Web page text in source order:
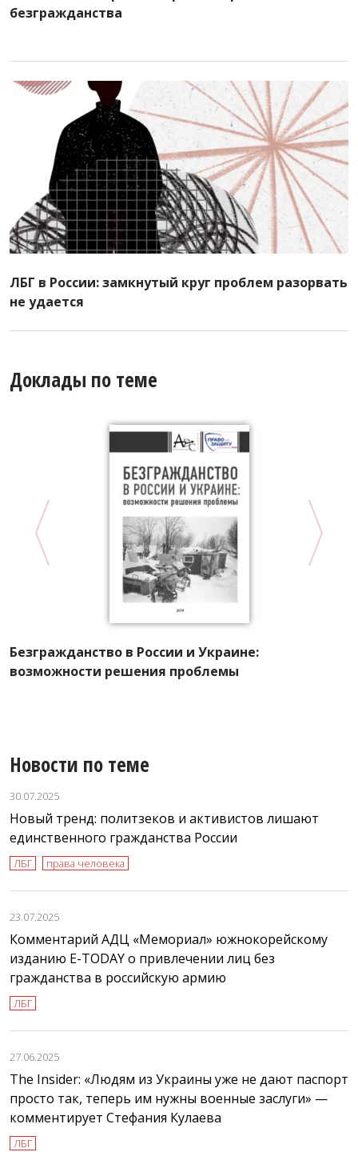
безгражданства
ЛБГ в России: замкнутый круг проблем разорвать
не удается
Доклады по теме
Безгражданство в России и Украине:
возможности решения проблемы
Новости по теме
30.07.2025
Новый тренд: политзеков и активистов лишают
единственного гражданства России
ЛБГ права человека
23.07.2025
Комментарий АДЦ «Мемориал» южнокорейскому
изданию E-TODAY о привлечении лиц без
гражданства в российскую армию
ЛБГ
27.06.2025
The Insider: «Людям из Украины уже не дают паспорт
просто так, теперь им нужны военные заслуги» —
комментирует Стефания Кулаева
ЛБГ